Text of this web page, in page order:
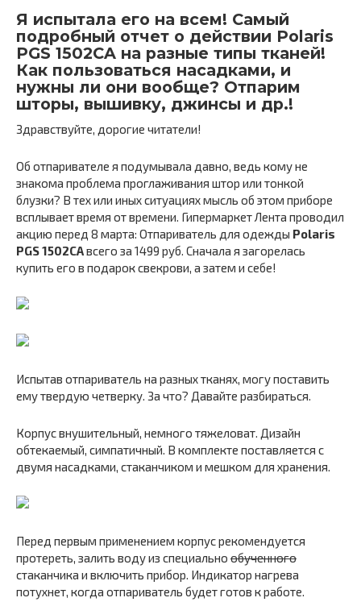
Я испытала его на всем! Самый
подробный отчет о действии Polaris
PGS 1502CA на разные типы тканей!
Как пользоваться насадками, и
нужны ли они вообще? Отпарим
шторы, вышивку, джинсы и др.!
Здравствуйте, дорогие читатели!
Об отпаривателе я подумывала давно, ведь кому не
знакома проблема проглаживания штор или тонкой
блузки? В тех или иных ситуациях мысль об этом приборе
всплывает время от времени. Гипермаркет Лента проводил
акцию перед 8 марта: Отпариватель для одежды Polaris
PGS 1502CAвсего за 1499 руб. Сначала я загорелась
купить его в подарок свекрови, а затем и себе!
Испытав отпариватель на разных тканях, могу поставить
ему твердую четверку. За что? Давайте разбираться.
Корпус внушительный, немного тяжеловат. Дизайн
обтекаемый, симпатичный. В комплекте поставляется с
двумя насадками, стаканчиком и мешком для хранения.
Перед первым применением корпус рекомендуется
протереть, залить воду из специально обученного
стаканчика и включить прибор. Индикатор нагрева
потухнет, когда отпариватель будет готов к работе.